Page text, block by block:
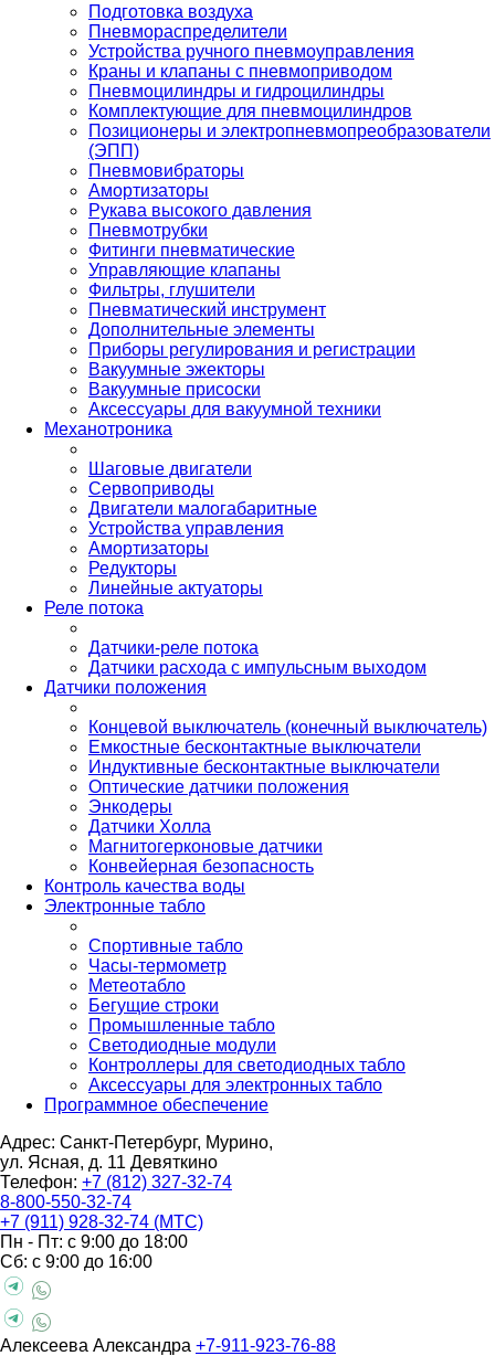
Подготовка воздуха
Пневмораспределители
Устройства ручного пневмоуправления
Краны и клапаны с пневмоприводом
Пневмоцилиндры и гидроцилиндры
Комплектующие для пневмоцилиндров
Позиционеры и электропневмопреобразователи
(ЭПП)
Пневмовибраторы
Амортизаторы
Рукава высокого давления
Пневмотрубки
Фитинги пневматические
Управляющие клапаны
Фильтры, глушители
Пневматический инструмент
Дополнительные элементы
Приборы регулирования и регистрации
Вакуумные эжекторы
Вакуумные присоски
Аксессуары для вакуумной техники
Механотроника
Шаговые двигатели
Сервоприводы
Двигатели малогабаритные
Устройства управления
Амортизаторы
Редукторы
Линейные актуаторы
Реле потока
Датчики-реле потока
Датчики расхода с импульсным выходом
Датчики положения
Концевой выключатель (конечный выключатель)
Емкостные бесконтактные выключатели
Индуктивные бесконтактные выключатели
Оптические датчики положения
Энкодеры
Датчики Холла
Магнитогерконовые датчики
Конвейерная безопасность
Контроль качества воды
Электронные табло
Спортивные табло
Часы-термометр
Метеотабло
Бегущие строки
Промышленные табло
Светодиодные модули
Контроллеры для светодиодных табло
Аксессуары для электронных табло
Программное обеспечение
Адрес: Санкт-Петербург, Мурино,
ул. Ясная, д. 11 Девяткино
Телефон: +7 (812) 327-32-74
8-800-550-32-74
+7 (911) 928-32-74 (МТС)
Пн - Пт: с 9:00 до 18:00
Сб: с 9:00 до 16:00
Алексеева Александра +7-911-923-76-88